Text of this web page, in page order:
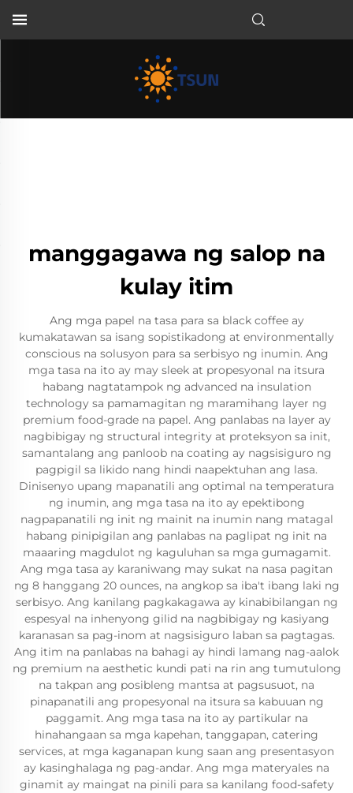
manggagawa ng salop na
kulay itim
Ang mga papel na tasa para sa black coffee ay
kumakatawan sa isang sopistikadong at environmentally
conscious na solusyon para sa serbisyo ng inumin. Ang
mga tasa na ito ay may sleek at propesyonal na itsura
habang nagtatampok ng advanced na insulation
technology sa pamamagitan ng maramihang layer ng
premium food-grade na papel. Ang panlabas na layer ay
nagbibigay ng structural integrity at proteksyon sa init,
samantalang ang panloob na coating ay nagsisiguro ng
pagpigil sa likido nang hindi naapektuhan ang lasa.
Dinisenyo upang mapanatili ang optimal na temperatura
ng inumin, ang mga tasa na ito ay epektibong
nagpapanatili ng init ng mainit na inumin nang matagal
habang pinipigilan ang panlabas na paglipat ng init na
maaaring magdulot ng kaguluhan sa mga gumagamit.
Ang mga tasa ay karaniwang may sukat na nasa pagitan
ng 8 hanggang 20 ounces, na angkop sa iba't ibang laki ng
serbisyo. Ang kanilang pagkakagawa ay kinabibilangan ng
espesyal na inhenyong gilid na nagbibigay ng kasiyang
karanasan sa pag-inom at nagsisiguro laban sa pagtagas.
Ang itim na panlabas na bahagi ay hindi lamang nag-aalok
ng premium na aesthetic kundi pati na rin ang tumutulong
na takpan ang posibleng mantsa at pagsusuot, na
pinapanatili ang propesyonal na itsura sa kabuuan ng
paggamit. Ang mga tasa na ito ay partikular na
hinahangaan sa mga kapehan, tanggapan, catering
services, at mga kaganapan kung saan ang presentasyon
ay kasinghalaga ng pag-andar. Ang mga materyales na
ginamit ay maingat na pinili para sa kanilang food-safety